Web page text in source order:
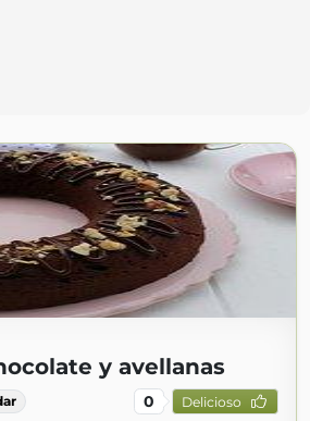
y avellanas
0 Delicioso